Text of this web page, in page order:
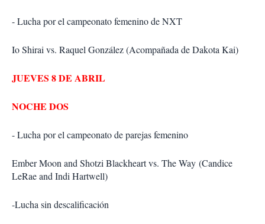
- Lucha por el campeonato femenino de NXT
Io Shirai vs. Raquel González (Acompañada de Dakota Kai)
JUEVES 8 DE ABRIL
NOCHE DOS
- Lucha por el campeonato de parejas femenino
Ember Moon and Shotzi Blackheart vs. The Way (Candice
LeRae and Indi Hartwell)
-Lucha sin descalificación